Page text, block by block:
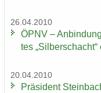
26.04.2010
ÖPNV –
tes
20.04.2010
Prä­si­dent